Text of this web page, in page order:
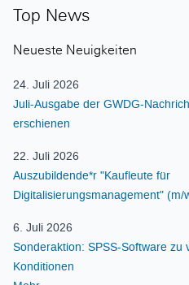
Top News
Neueste Neuigkeiten
24. Juli 2026
Juli-Ausgabe der GWDG-
erschienen
22. Juli 2026
Auszubildende*r "Kaufleute für
Digitalisierungsmanagement" (m/
6. Juli 2026
Sonderaktion: SPSS-Software zu
Konditionen